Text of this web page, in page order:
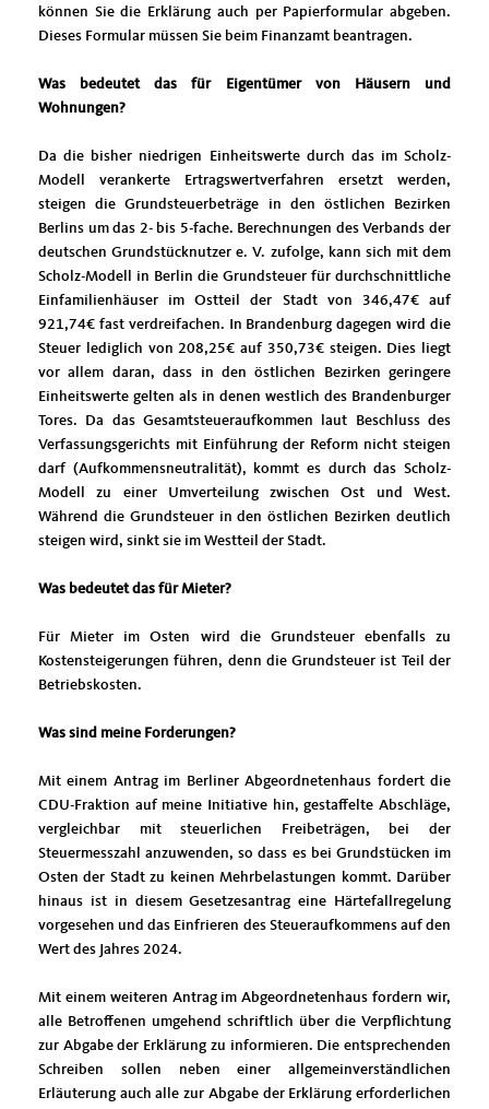
können Sie die Erklärung auch per Papierformular abgeben.
Dieses Formular müssen Sie beim Finanzamt beantragen.
Was bedeutet das für Eigentümer von Häusern und
Wohnungen?
Da die bisher niedrigen Einheitswerte durch das im Scholz-
Modell verankerte Ertragswertverfahren ersetzt werden,
steigen die Grundsteuerbeträge in den östlichen Bezirken
Berlins um das 2- bis 5-fache. Berechnungen des Verbands der
deutschen Grundstücknutzer e. V. zufolge, kann sich mit dem
Scholz-Modell in Berlin die Grundsteuer für durchschnittliche
Einfamilienhäuser im Ostteil der Stadt von 346,47€ auf
921,74€ fast verdreifachen. In Brandenburg dagegen wird die
Steuer lediglich von 208,25€ auf 350,73€ steigen. Dies liegt
vor allem daran, dass in den östlichen Bezirken geringere
Einheitswerte gelten als in denen westlich des Brandenburger
Tores. Da das Gesamtsteueraufkommen laut Beschluss des
Verfassungsgerichts mit Einführung der Reform nicht steigen
darf (Aufkommensneutralität), kommt es durch das Scholz-
Modell zu einer Umverteilung zwischen Ost und West.
Während die Grundsteuer in den östlichen Bezirken deutlich
steigen wird, sinkt sie im Westteil der Stadt.
Was bedeutet das für Mieter?
Für Mieter im Osten wird die Grundsteuer ebenfalls zu
Kostensteigerungen führen, denn die Grundsteuer ist Teil der
Betriebskosten.
Was sind meine Forderungen?
Mit einem Antrag im Berliner Abgeordnetenhaus fordert die
CDU-Fraktion auf meine Initiative hin, gestaffelte Abschläge,
vergleichbar mit steuerlichen Freibeträgen, bei der
Steuermesszahl anzuwenden, so dass es bei Grundstücken im
Osten der Stadt zu keinen Mehrbelastungen kommt. Darüber
hinaus ist in diesem Gesetzesantrag eine Härtefallregelung
vorgesehen und das Einfrieren des Steueraufkommens auf den
Wert des Jahres 2024.
Mit einem weiteren Antrag im Abgeordnetenhaus fordern wir,
alle Betroffenen umgehend schriftlich über die Verpflichtung
zur Abgabe der Erklärung zu informieren. Die entsprechenden
Schreiben sollen neben einer allgemeinverständlichen
Erläuterung auch alle zur Abgabe der Erklärung erforderlichen